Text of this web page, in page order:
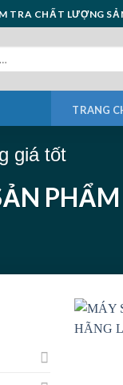
TRA CHẤT LƯỢNG
TRANG
giá tốt